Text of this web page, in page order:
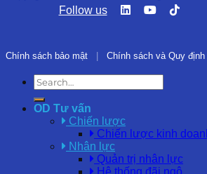
Follow us
Chính sách bảo mật Chính sách và Quy định
OD Tư vấn
Chiến lược
Chiến lược kinh
Nhân lực
Quản trị nhân lực
Hệ thống đãi ngộ